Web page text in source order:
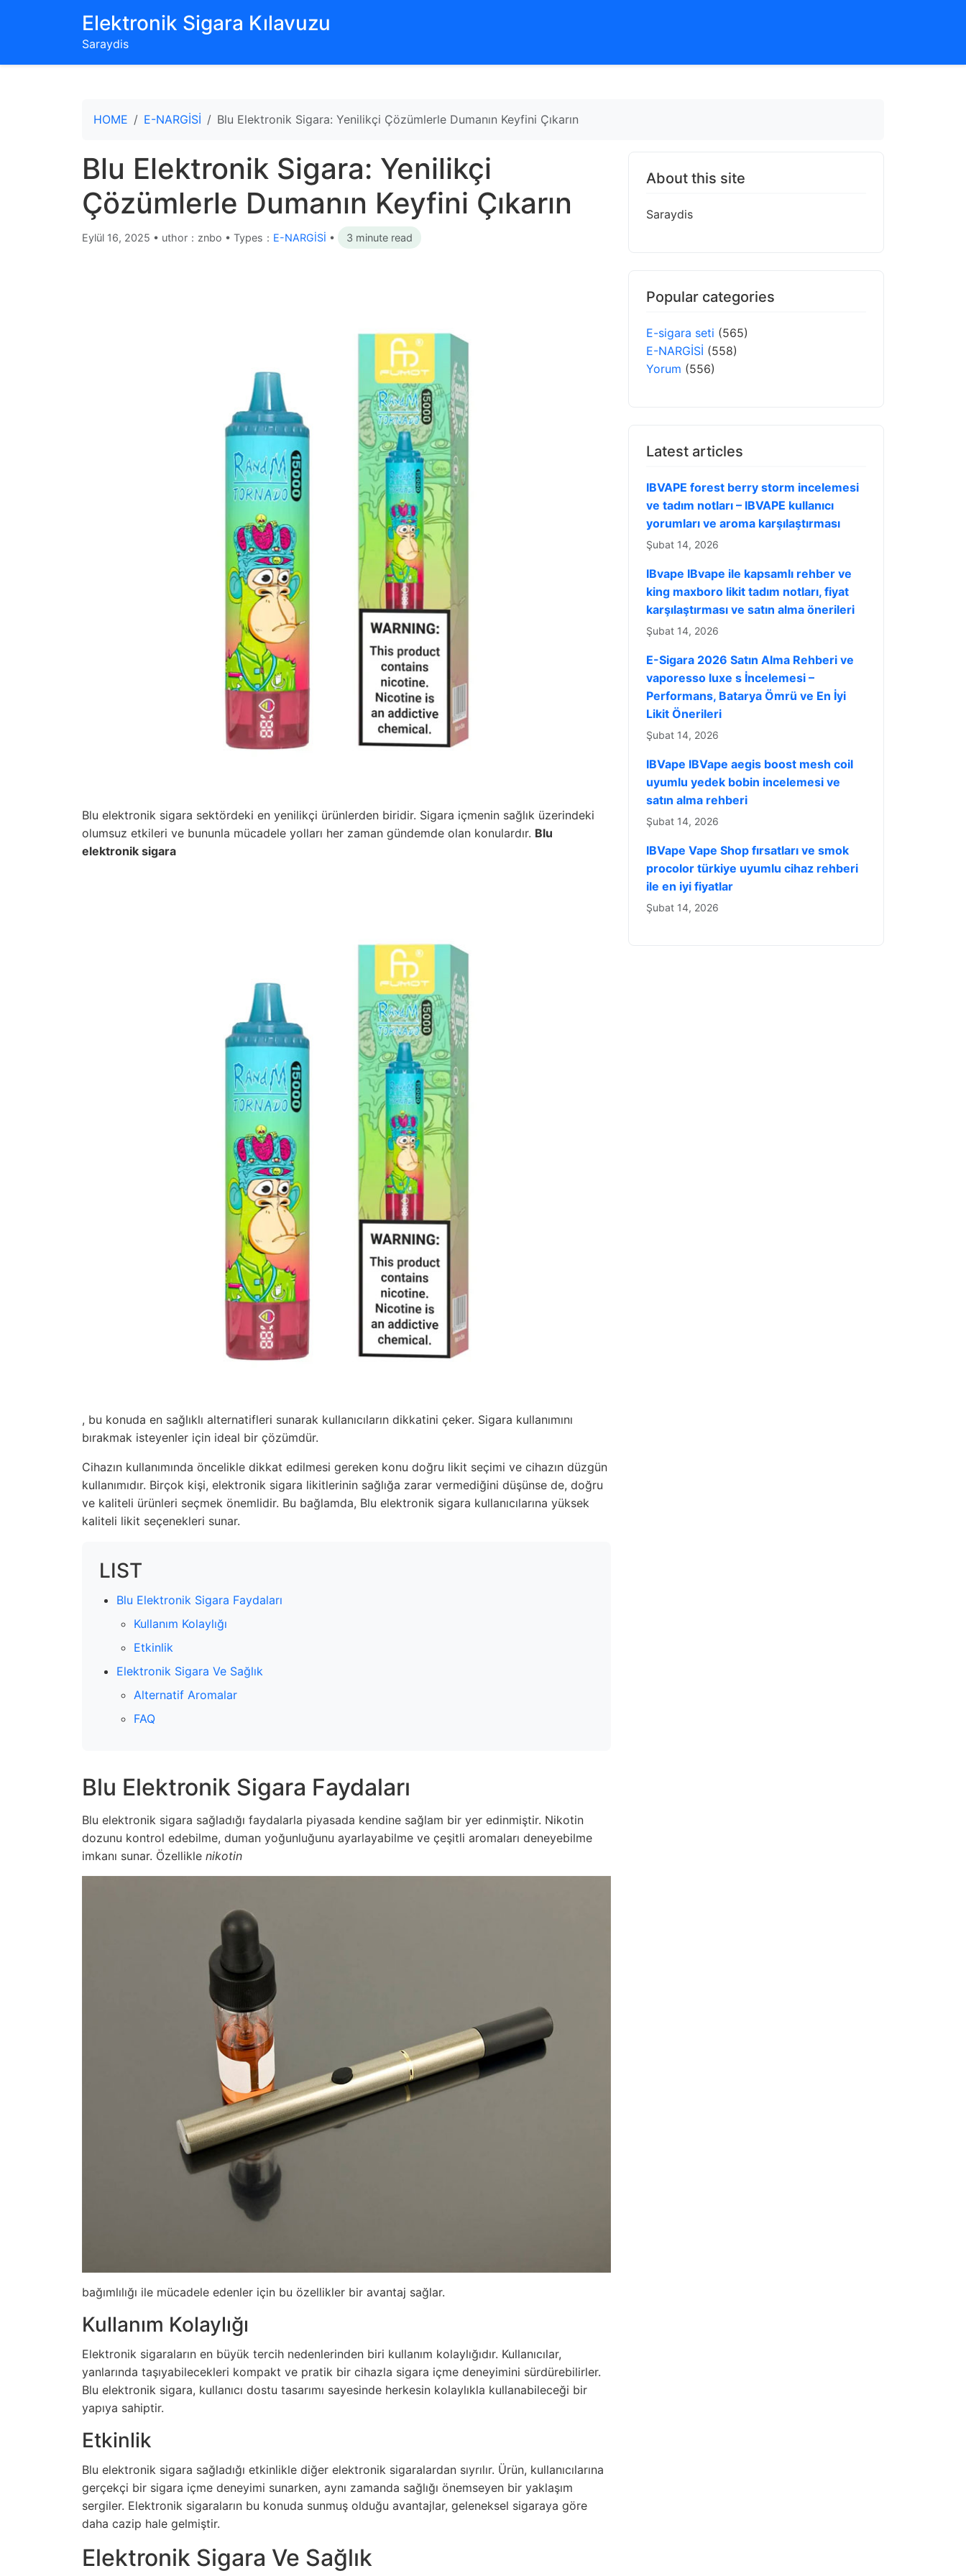
‌Elektronik Sigara Kılavuzu‌
Saraydis
HOME E-NARGİSİ Blu Elektronik Sigara: Yenilikçi Çözümlerle Dumanın Keyfini Çıkarın
Blu Elektronik Sigara: Yenilikçi
Çözümlerle Dumanın Keyfini Çıkarın
Eylül 16, 2025 • uthor：znbo • Types： E-NARGİSİ • 3 minute read
Blu elektronik sigara sektördeki en yenilikçi ürünlerden biridir. Sigara içmenin sağlık üzerindeki
olumsuz etkileri ve bununla mücadele yolları her zaman gündemde olan konulardır. Blu
elektronik sigara
, bu konuda en sağlıklı alternatifleri sunarak kullanıcıların dikkatini çeker. Sigara kullanımını
bırakmak isteyenler için ideal bir çözümdür.
Cihazın kullanımında öncelikle dikkat edilmesi gereken konu doğru likit seçimi ve cihazın düzgün
kullanımıdır. Birçok kişi, elektronik sigara likitlerinin sağlığa zarar vermediğini düşünse de, doğru
ve kaliteli ürünleri seçmek önemlidir. Bu bağlamda, Blu elektronik sigara kullanıcılarına yüksek
kaliteli likit seçenekleri sunar.
LIST
Blu Elektronik Sigara Faydaları
Kullanım Kolaylığı
Etkinlik
Elektronik Sigara Ve Sağlık
Alternatif Aromalar
FAQ
Blu Elektronik Sigara Faydaları
Blu elektronik sigara sağladığı faydalarla piyasada kendine sağlam bir yer edinmiştir. Nikotin
dozunu kontrol edebilme, duman yoğunluğunu ayarlayabilme ve çeşitli aromaları deneyebilme
imkanı sunar. Özellikle nikotin
bağımlılığı ile mücadele edenler için bu özellikler bir avantaj sağlar.
Kullanım Kolaylığı
Elektronik sigaraların en büyük tercih nedenlerinden biri kullanım kolaylığıdır. Kullanıcılar,
yanlarında taşıyabilecekleri kompakt ve pratik bir cihazla sigara içme deneyimini sürdürebilirler.
Blu elektronik sigara, kullanıcı dostu tasarımı sayesinde herkesin kolaylıkla kullanabileceği bir
yapıya sahiptir.
Etkinlik
Blu elektronik sigara sağladığı etkinlikle diğer elektronik sigaralardan sıyrılır. Ürün, kullanıcılarına
gerçekçi bir sigara içme deneyimi sunarken, aynı zamanda sağlığı önemseyen bir yaklaşım
sergiler. Elektronik sigaraların bu konuda sunmuş olduğu avantajlar, geleneksel sigaraya göre
daha cazip hale gelmiştir.
Elektronik Sigara Ve Sağlık
About this site
Saraydis
Popular categories
E-sigara seti (565)
E-NARGİSİ (558)
Yorum (556)
Latest articles
IBVAPE forest berry storm incelemesi
ve tadım notları – IBVAPE kullanıcı
yorumları ve aroma karşılaştırması
Şubat 14, 2026
IBvape IBvape ile kapsamlı rehber ve
king maxboro likit tadım notları, fiyat
karşılaştırması ve satın alma önerileri
Şubat 14, 2026
E-Sigara 2026 Satın Alma Rehberi ve
vaporesso luxe s İncelemesi –
Performans, Batarya Ömrü ve En İyi
Likit Önerileri
Şubat 14, 2026
IBVape IBVape aegis boost mesh coil
uyumlu yedek bobin incelemesi ve
satın alma rehberi
Şubat 14, 2026
IBVape Vape Shop fırsatları ve smok
procolor türkiye uyumlu cihaz rehberi
ile en iyi fiyatlar
Şubat 14, 2026